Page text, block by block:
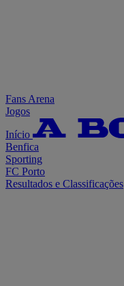
Fans Arena
Jogos
Início
Benfica
Sporting
FC Porto
Resultados e Classificações